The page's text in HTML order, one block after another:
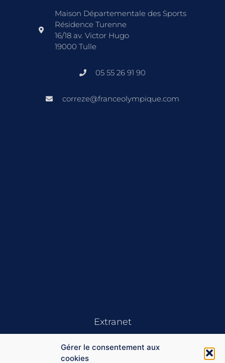
Gérer le consentement aux
cookies
Maison Départementale des Sports
Résidence Turenne
16/18 av. Victor Hugo
19000 Tulle
05 55 26 91 90
correze@franceolympique.com
Extranet